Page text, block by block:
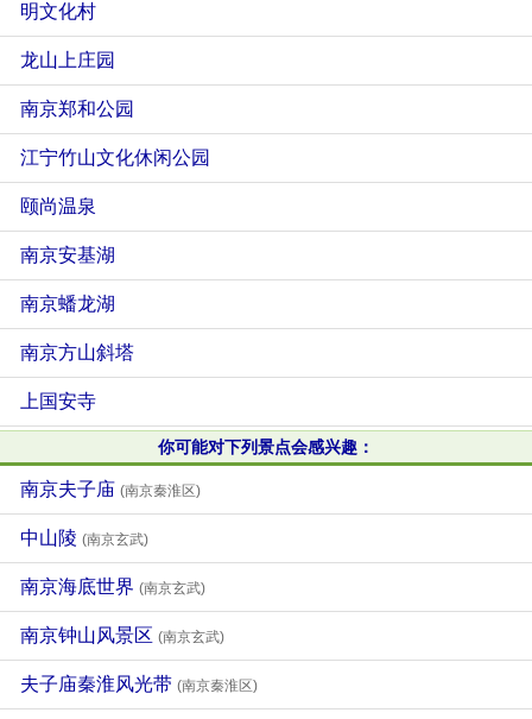
明文化村
龙山上庄园
南京郑和公园
江宁竹山文化休闲公园
颐尚温泉
南京安基湖
南京蟠龙湖
南京方山斜塔
上国安寺
你可能对下列景点会感兴趣：
南京夫子庙 (南京秦淮区)
中山陵 (南京玄武)
南京海底世界 (南京玄武)
南京钟山风景区 (南京玄武)
夫子庙秦淮风光带 (南京秦淮区)